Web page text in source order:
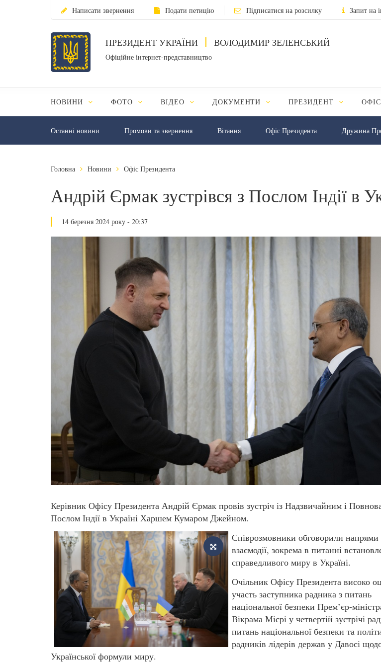
Написати звернення Подати петицію Підписатися на розсилку Запит на
ПРЕЗИДЕНТ УКРАЇНИ ВОЛОДИМИР ЗЕЛЕНСЬКИЙ
Офіційне інтернет-представництво
НОВИНИ ФОТО ВІДЕО ДОКУМЕНТИ ПРЕЗИДЕНТ ОФІС
Останні новини Промови та звернення Вiтання Офіс Президента Дружина
Головна Новини Офіс Президента
Андрій Єрмак зустрівся з Послом Індії в
14 березня 2024 року - 20:37
Керівник Офісу Президента Андрій Єрмак провів зустріч із Надзвичайним і
Послом Індії в Україні Харшем Кумаром Джейном.
Співрозмовники обговорили напрями
взаємодії, зокрема в питанні
справедливого миру в Україні.
Очільник Офісу Президента високо
участь заступника радника з питань
національної безпеки Прем’єр-
Вікрама Місрі у четвертій зустрічі
питань національної безпеки та
радників лідерів держав у Давосі щодо
Української формули миру.